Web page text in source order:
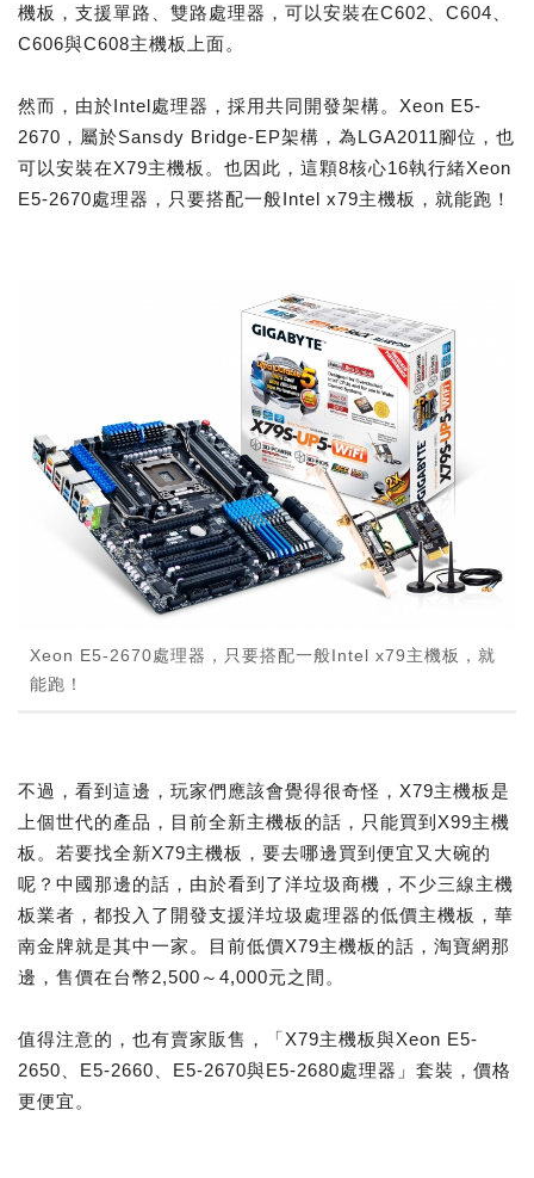
機板，支援單路、雙路處理器，可以安裝在C602、C604、
C606與C608主機板上面。
然而，由於Intel處理器，採用共同開發架構。Xeon E5-
2670，屬於Sansdy Bridge-EP架構，為LGA2011腳位，也
可以安裝在X79主機板。也因此，這顆8核心16執行緒Xeon
E5-2670處理器，只要搭配一般Intel x79主機板，就能跑！
Xeon E5-2670處理器，只要搭配一般Intel x79主機板，就
能跑！
不過，看到這邊，玩家們應該會覺得很奇怪，X79主機板是
上個世代的產品，目前全新主機板的話，只能買到X99主機
板。若要找全新X79主機板，要去哪邊買到便宜又大碗的
呢？中國那邊的話，由於看到了洋垃圾商機，不少三線主機
板業者，都投入了開發支援洋垃圾處理器的低價主機板，華
南金牌就是其中一家。目前低價X79主機板的話，淘寶網那
邊，售價在台幣2,500～4,000元之間。
值得注意的，也有賣家販售，「X79主機板與Xeon E5-
2650、E5-2660、E5-2670與E5-2680處理器」套裝，價格
更便宜。